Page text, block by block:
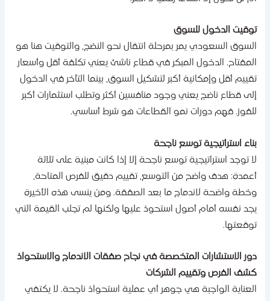
الدخول للسوق
السعودي يمر بمرحلة انتقال نحو النضج، والتوقيت هنا هو
الدخول المبكر في قطاع ناشئ يعني تكلفة أقل وأسعار
أقل وإمكانية أكبر لتشكيل السوق، بينما التأخر في الدخول
قطاع ناضج يعني وجود منافسين أكثر وتطلب استثمارات أكبر
فهم دورات نمو القطاعات هو شرط أساسي.
استراتيجية توسع ناجحة
توجد استراتيجية توسع ناجحة إلا إذا كانت مبنية على ثلاثة
هدف واضح من التوسع، تقييم دقيق للفرص المتاحة،
واضحة لاندماج ما بعد الصفقة. ومن ينسى هذه الأخيرة
نفسه أمام أصول استحوذ عليها ولكنها لم تجلب القيمة التي
الاستشارات المتخصصة في نجاح صفقات الاندماج والاستحواذ
الفرص وتقييم الشركات
الواجبة هي جوهر أي عملية استحواذ ناجحة. لا يكتفي